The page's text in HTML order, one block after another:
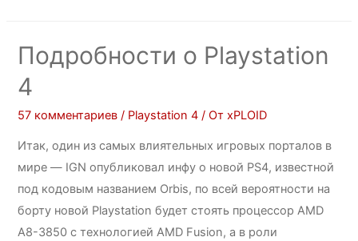
Подробности о Playstation
4
57 комментариев / Playstation 4 / ОтxPLOID
Итак, один из самых влиятельных игровых порталов в
мире — IGN опубликовал инфу о новой PS4, известной
под кодовым названием Orbis, по всей вероятности на
борту новой Playstation будет стоять процессор AMD
A8-3850 с технологией AMD Fusion, а в роли